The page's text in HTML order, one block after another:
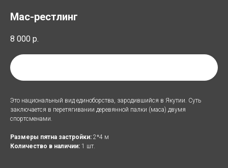
Мас-рестлинг
8 000 р.
Это национальный вид единоборства, зародившийся в Якутии. Суть
заключается в перетягивании деревянной палки (маса) двумя
спортсменами.
Размеры пятна застройки: 2*4 м
Количество в наличии: 1 шт.